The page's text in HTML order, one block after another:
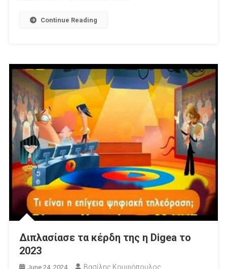
Continue Reading
Διπλασίασε τα κέρδη της η Digea το
2023
June 24, 2024 Βασίλης Κουφόπουλος